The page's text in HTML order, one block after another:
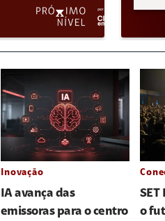
Inovação
IA avança das
emissoras para o centro
SET
o